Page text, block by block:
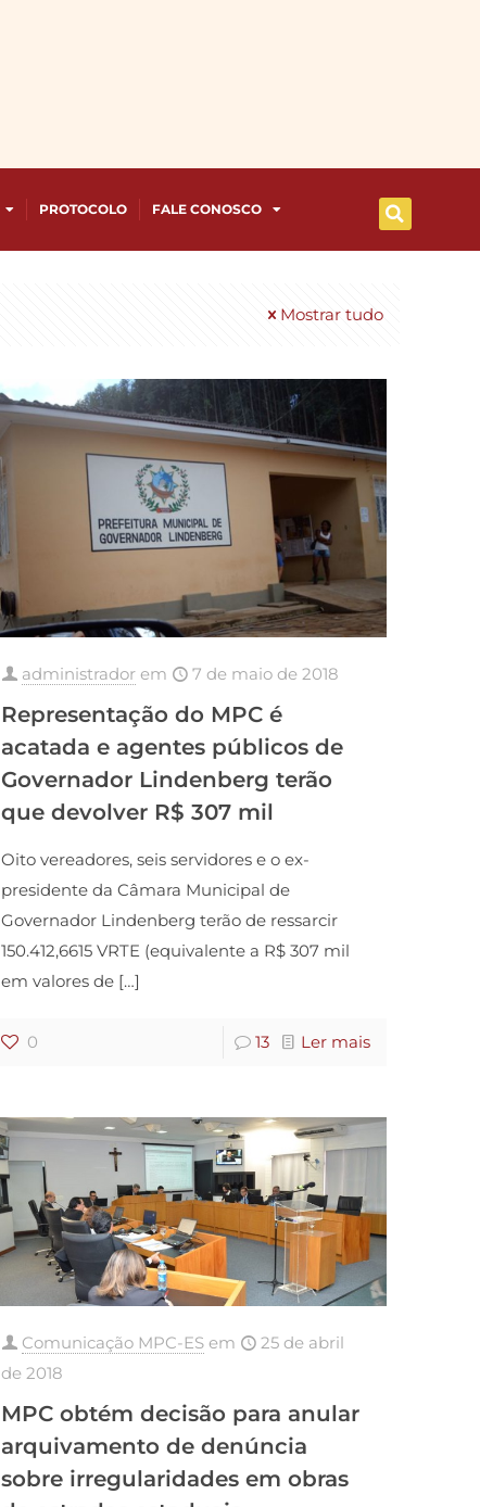
PROTOCOLO FALE CONOSCO
Mostrar tudo
administrador em 7 de maio de 2018
Representação do MPC é
acatada e agentes públicos de
Governador Lindenberg terão
que devolver R$ 307 mil
Oito vereadores, seis servidores e o ex-
presidente da Câmara Municipal de
Governador Lindenberg terão de ressarcir
150.412,6615 VRTE (equivalente a R$ 307 mil
em valores de […]
0 13 Ler mais
Comunicação MPC-ES em
25 de abril
de 2018
MPC obtém decisão para anular
arquivamento de denúncia
sobre irregularidades em obras